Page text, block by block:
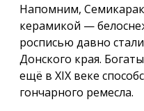
Напомним,
керамикой —
росписью давно
Донского края.
ещё в XIX веке
гончарного ремесла.